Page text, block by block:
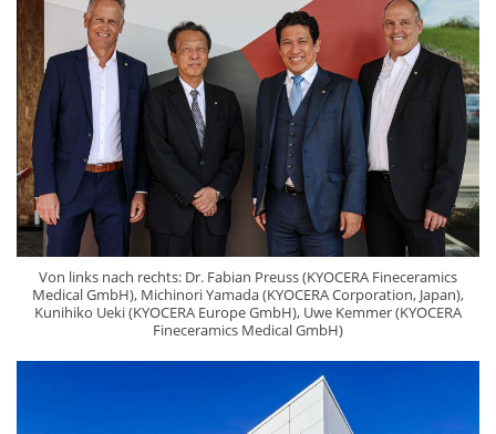
Von links nach rechts: Dr. Fabian Preuss (KYOCERA Fineceramics
Medical GmbH), Michinori Yamada (KYOCERA Corporation, Japan),
Kunihiko Ueki (KYOCERA Europe GmbH), Uwe Kemmer (KYOCERA
Fineceramics Medical GmbH)